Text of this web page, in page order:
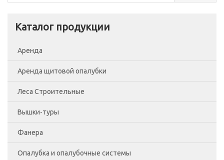
Каталог продукции
Аренда
Аренда щитовой опалубки
Леса Строительные
Леса рамные
Помосты
Сетка фасадная
Вышки-туры
Вышка-тура ВСП-250/0.7
Вышка-тура ВСП-250/1.2
Фанера
Фанера Россия
Опалубка и опалубочные системы